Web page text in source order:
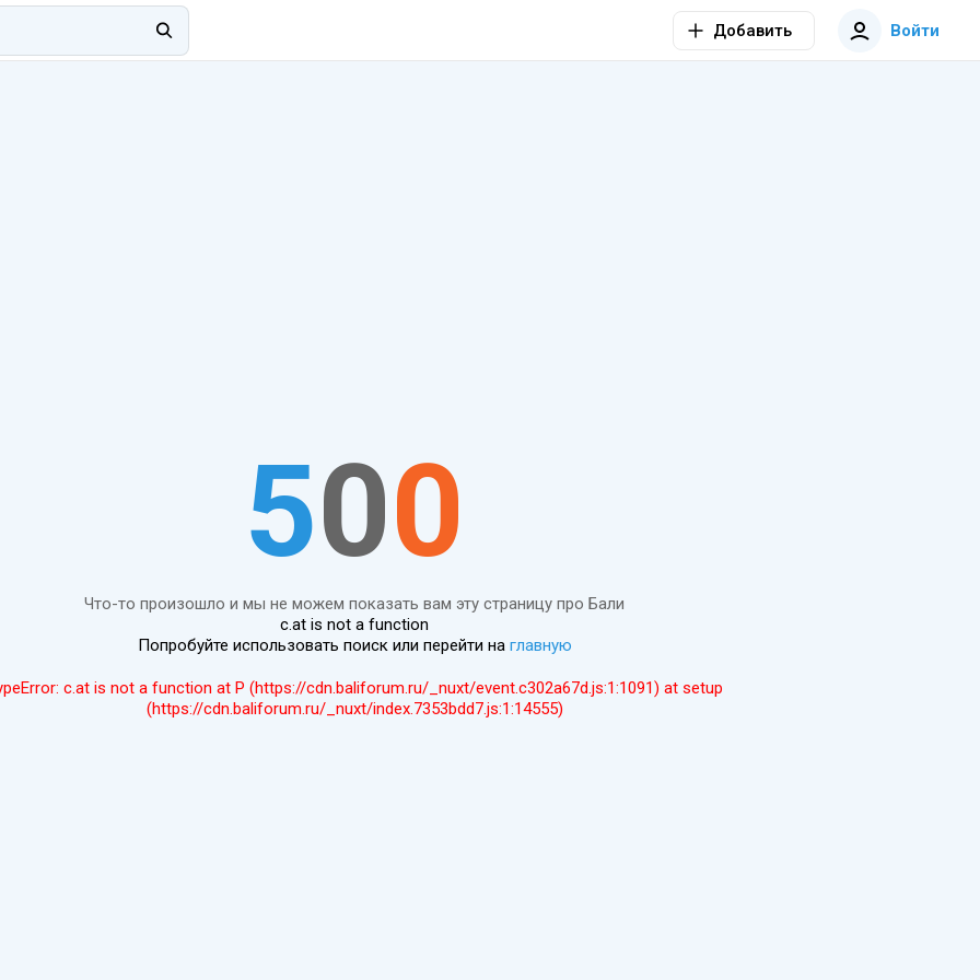
Добавить Войти
500
Что-то произошло и мы не можем показать вам эту страницу про Бали
c.at is not a function
Попробуйте использовать поиск или перейти на главную
c.at is not a function at P (https://cdn.baliforum.ru/_nuxt/event.c302a67d.js:1:1091) at setup
(https://cdn.baliforum.ru/_nuxt/index.7353bdd7.js:1:14555)